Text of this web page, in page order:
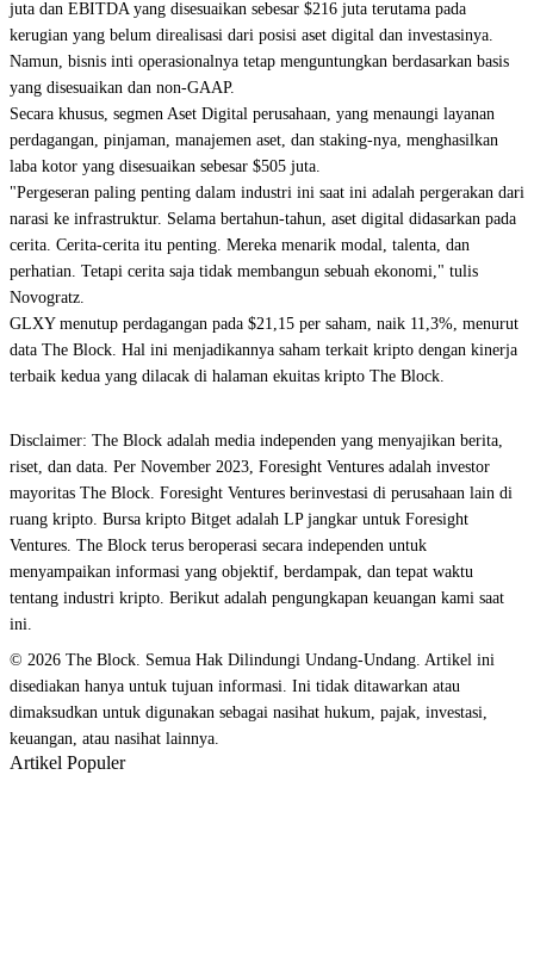
juta dan EBITDA yang disesuaikan sebesar $216 juta terutama pada
kerugian yang belum direalisasi dari posisi aset digital dan investasinya.
Namun, bisnis inti operasionalnya tetap menguntungkan berdasarkan basis
yang disesuaikan dan non-GAAP.
Secara khusus, segmen Aset Digital perusahaan, yang menaungi layanan
perdagangan, pinjaman, manajemen aset, dan staking-nya, menghasilkan
laba kotor yang disesuaikan sebesar $505 juta.
"Pergeseran paling penting dalam industri ini saat ini adalah pergerakan dari
narasi ke infrastruktur. Selama bertahun-tahun, aset digital didasarkan pada
cerita. Cerita-cerita itu penting. Mereka menarik modal, talenta, dan
perhatian. Tetapi cerita saja tidak membangun sebuah ekonomi," tulis
Novogratz.
GLXY menutup perdagangan pada $21,15 per saham, naik 11,3%, menurut
data The Block. Hal ini menjadikannya saham terkait kripto dengan kinerja
terbaik kedua yang dilacak di halaman ekuitas kripto The Block.
Disclaimer: The Block adalah media independen yang menyajikan berita,
riset, dan data. Per November 2023, Foresight Ventures adalah investor
mayoritas The Block. Foresight Ventures berinvestasi di perusahaan lain di
ruang kripto. Bursa kripto Bitget adalah LP jangkar untuk Foresight
Ventures. The Block terus beroperasi secara independen untuk
menyampaikan informasi yang objektif, berdampak, dan tepat waktu
tentang industri kripto. Berikut adalah pengungkapan keuangan kami saat
ini.
© 2026 The Block. Semua Hak Dilindungi Undang-Undang. Artikel ini
disediakan hanya untuk tujuan informasi. Ini tidak ditawarkan atau
dimaksudkan untuk digunakan sebagai nasihat hukum, pajak, investasi,
keuangan, atau nasihat lainnya.
Artikel Populer